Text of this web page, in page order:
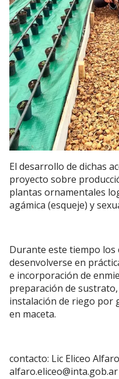
El desarrollo de dichas
proyecto sobre
plantas ornamentales
agámica (esqueje) y
Durante este tiempo
desenvolverse en
e incorporación de
preparación de
instalación de riego por
en maceta.
contacto: Lic Eliceo
alfaro.eliceo@inta.gob.ar